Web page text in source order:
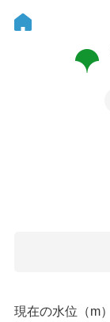
現在の水位（m）